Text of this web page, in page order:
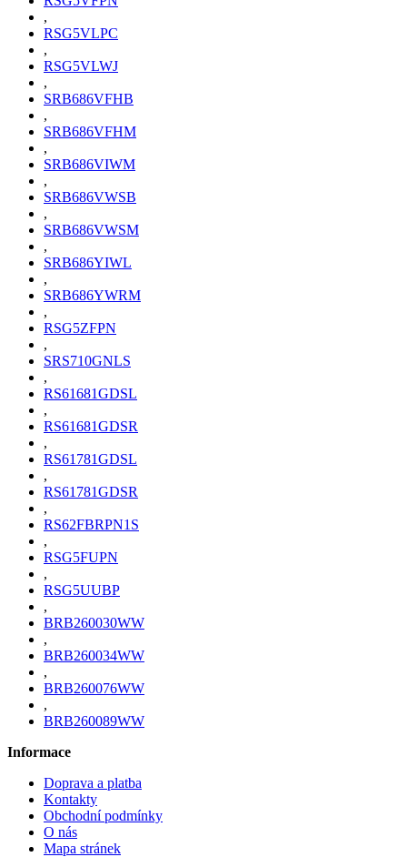
,
RSG5VLPC
,
RSG5VLWJ
,
SRB686VFHB
,
SRB686VFHM
,
SRB686VIWM
,
SRB686VWSB
,
SRB686VWSM
,
SRB686YIWL
,
SRB686YWRM
,
RSG5ZFPN
,
SRS710GNLS
,
RS61681GDSL
,
RS61681GDSR
,
RS61781GDSL
,
RS61781GDSR
,
RS62FBRPN1S
,
RSG5FUPN
,
RSG5UUBP
,
BRB260030WW
,
BRB260034WW
,
BRB260076WW
,
BRB260089WW
Informace
Doprava a platba
Kontakty
Obchodní podmínky
O nás
Mapa stránek